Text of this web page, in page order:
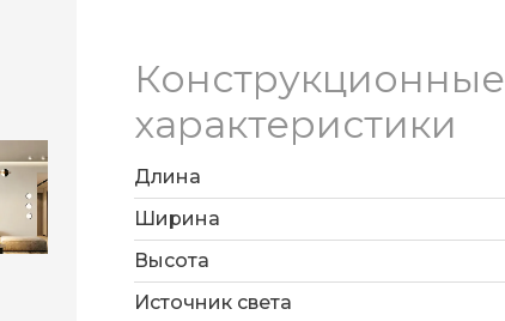
Конструкционные
характеристики
Длина
Ширина
Высота
Источник света